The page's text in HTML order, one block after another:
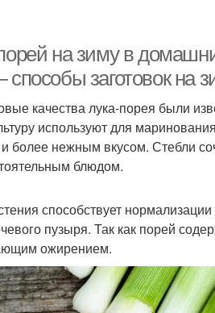
на зиму в
заготовок на
качества лука-порея были
используют для
более нежным вкусом. Стебли
блюдом.
способствует
пузыря. Так как порей
ожирением.